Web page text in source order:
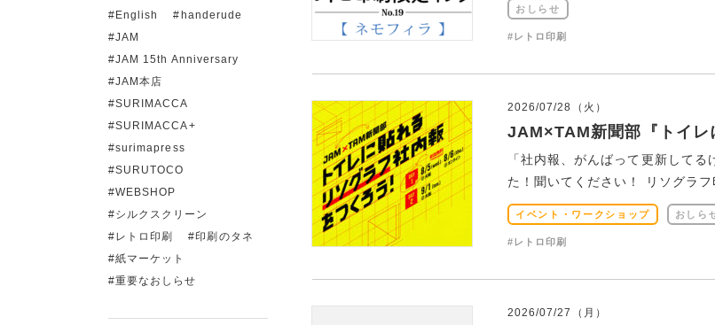
おしらせ
#レトロ印刷
2026/07/28（火）
JAM×TAM新聞部『トイレ
「社内報、がんばって更新して
た！聞いてください！ リソグラ
イベント・ワークショップ おしら
#レトロ印刷
2026/07/27（月）
English
handerude
JAM
JAM 15th Anniversary
JAM本店
SURIMACCA
SURIMACCA+
surimapress
SURUTOCO
WEBSHOP
シルクスクリーン
レトロ印刷
印刷のタネ
紙マーケット
重要なおしらせ